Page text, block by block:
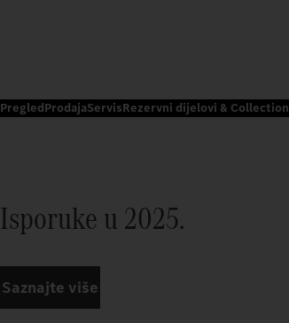
PregledProdajaServisRezervni dijelovi & Collection
Isporuke u 2025.
Saznajte više